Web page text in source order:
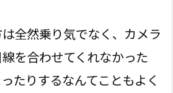
全然乗り気でなく、カメラ
を合わせてくれなかった
たりするなんてこともよく